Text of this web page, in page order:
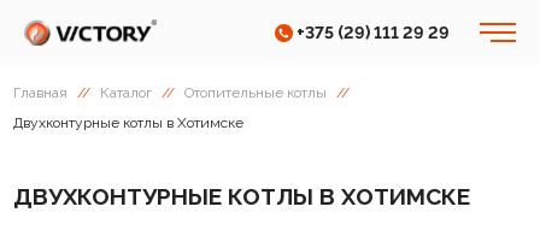
+375 (29) 111 29 29
Главная // Каталог // Отопительные котлы
//
Двухконтурные котлы в Хотимске
ДВУХКОНТУРНЫЕ КОТЛЫ В ХОТИМСКЕ